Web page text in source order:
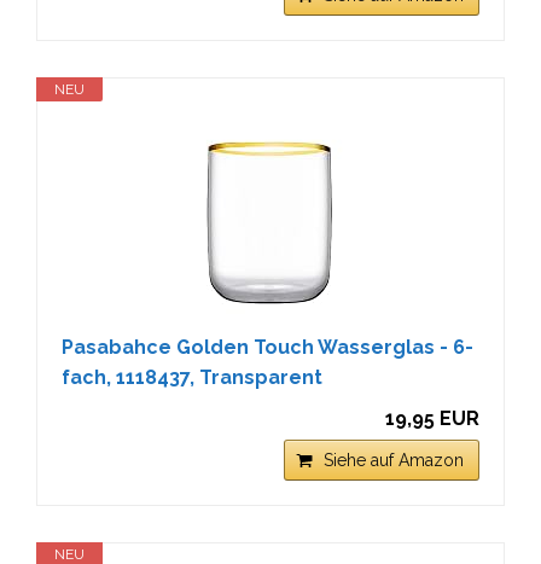
NEU
Pasabahce Golden Touch Wasserglas - 6-
fach, 1118437, Transparent
19,95 EUR
Siehe auf Amazon
NEU